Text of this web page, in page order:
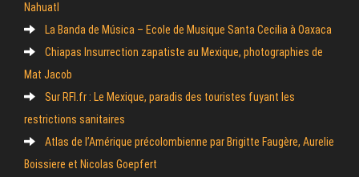
Nahuatl
La Banda de Música – Ecole de Musique Santa Cecilia à Oaxaca
Chiapas Insurrection zapatiste au Mexique, photographies de
Mat Jacob
Sur RFI.fr : Le Mexique, paradis des touristes fuyant les
restrictions sanitaires
Atlas de l’Amérique précolombienne par Brigitte Faugère, Aurelie
Boissiere et Nicolas Goepfert